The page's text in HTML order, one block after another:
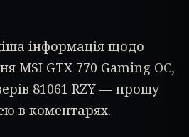
інформація щодо
MSI GTX 770 Gaming OC,
81061 RZY — прошу
в коментарях.